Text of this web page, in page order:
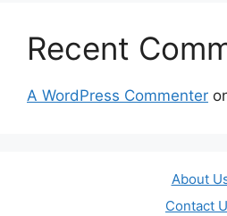
Recent
A WordPress Commenter
About
Contact